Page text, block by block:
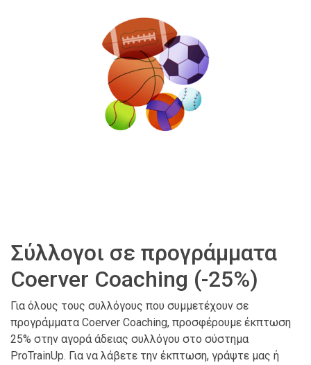
Σύλλογοι σε προγράμματα
Coerver Coaching (-25%)
Για όλους τους συλλόγους που συμμετέχουν σε
προγράμματα Coerver Coaching, προσφέρουμε έκπτωση
25% στην αγορά άδειας συλλόγου στο σύστημα
ProTrainUp. Για να λάβετε την έκπτωση, γράψτε μας ή